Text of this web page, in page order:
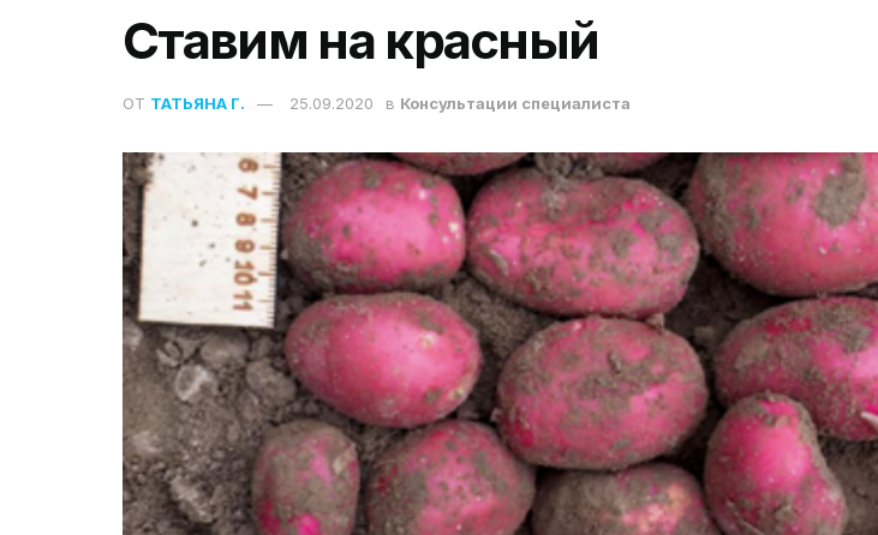
Ставим на красный
ОТ ТАТЬЯНА Г. 25.09.2020 в Консультации специалиста